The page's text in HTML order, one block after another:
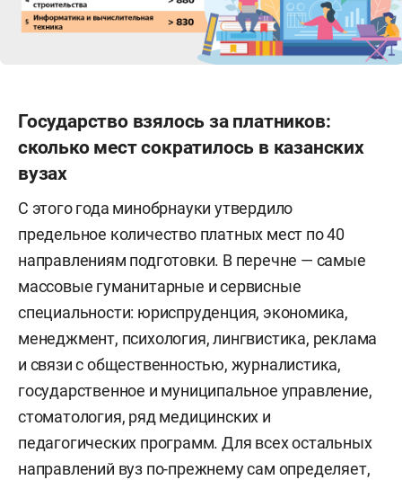
Китайский язык — РТ: 76,40 (данные по РФ
отсутствуют).
Математика базовая — РТ: 4,27; РФ: 4,0.
Информатика (КЕГЭ) — РТ: 62,79; РФ: 55,9.
*по данным минобрнауки РТ.
Государство взялось за платников:
сколько мест сократилось в казанских
вузах
С этого года минобрнауки утвердило
предельное количество платных мест по 40
направлениям подготовки. В перечне — самые
массовые гуманитарные и сервисные
специальности: юриспруденция, экономика,
менеджмент, психология, лингвистика, реклама
и связи с общественностью, журналистика,
государственное и муниципальное управление,
стоматология, ряд медицинских и
педагогических программ. Для всех остальных
направлений вуз по-прежнему сам определяет,